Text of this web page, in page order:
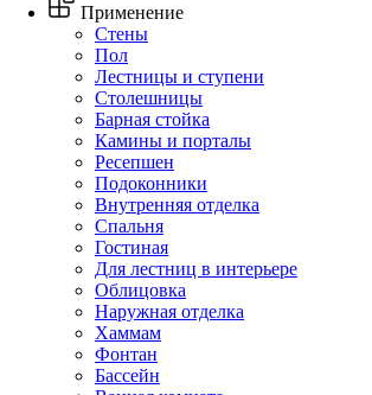
Применение
Стены
Пол
Лестницы и ступени
Столешницы
Барная стойка
Камины и порталы
Ресепшен
Подоконники
Внутренняя отделка
Спальня
Гостиная
Для лестниц в интерьере
Облицовка
Наружная отделка
Хаммам
Фонтан
Бассейн